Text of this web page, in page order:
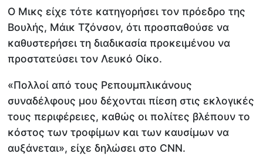
Ο Μικς είχε τότε κατηγορήσει τον πρόεδρο της
Βουλής, Μάικ Τζόνσον, ότι προσπαθούσε να
καθυστερήσει τη διαδικασία προκειμένου να
προστατεύσει τον Λευκό Οίκο.
«Πολλοί από τους Ρεπουμπλικάνους
συναδέλφους μου δέχονται πίεση στις εκλογικές
τους περιφέρειες, καθώς οι πολίτες βλέπουν το
κόστος των τροφίμων και των καυσίμων να
αυξάνεται», είχε δηλώσει στο CNN.